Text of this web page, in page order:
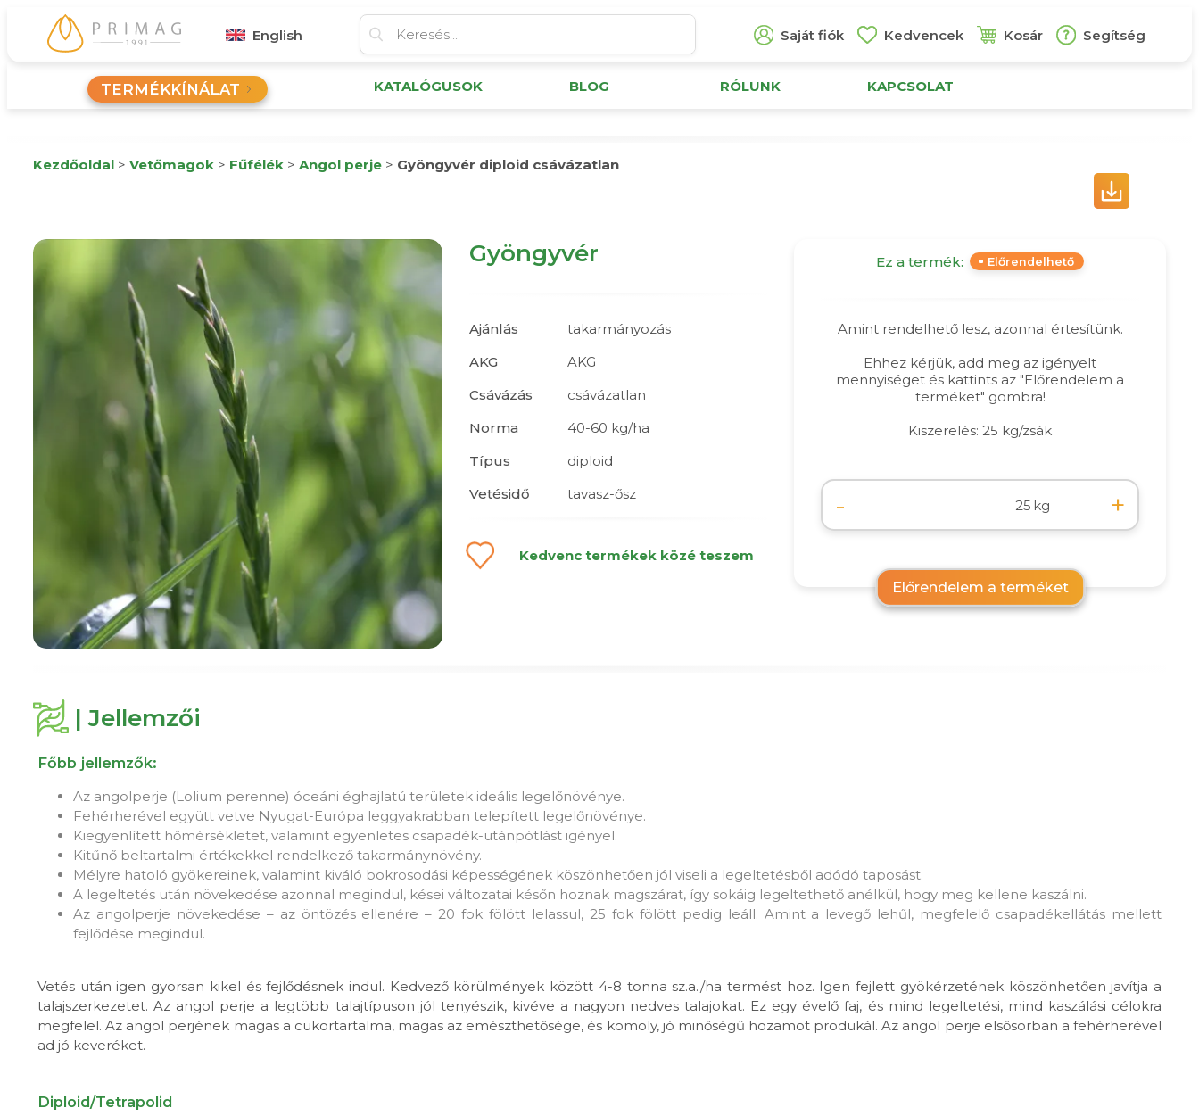
English Saját fiók Kedvencek Kosár Segítség
TERMÉKKÍNÁLAT KATALÓGUSOK BLOG RÓLUNK KAPCSOLAT
Kezdőoldal > Vetőmagok > Fűfélék > Angol perje > Gyöngyvér diploid csávázatlan
Gyöngyvér
Ajánlás
takarmányozás
AKG
AKG
Csávázás
csávázatlan
Norma
40-60 kg/ha
Típus
diploid
Vetésidő
tavasz-ősz
Kedvenc termékek közé teszem
Ez a termék: Előrendelhető
Amint rendelhető lesz, azonnal értesítünk.
Ehhez kérjük, add meg az igényelt
mennyiséget és kattints az "Előrendelem a
terméket" gombra!
Kiszerelés: 25 kg/zsák
- kg +
Előrendelem a terméket
| Jellemzői
Főbb jellemzők:
Az angolperje (Lolium perenne) óceáni éghajlatú területek ideális legelőnövénye.
Fehérherével együtt vetve Nyugat-Európa leggyakrabban telepített legelőnövénye.
Kiegyenlített hőmérsékletet, valamint egyenletes csapadék-utánpótlást igényel.
Kitűnő beltartalmi értékekkel rendelkező takarmánynövény.
Mélyre hatoló gyökereinek, valamint kiváló bokrosodási képességének köszönhetően jól viseli a legeltetésből adódó taposást.
A legeltetés után növekedése azonnal megindul, kései változatai későn hoznak magszárat, így sokáig legeltethető anélkül, hogy meg kellene kaszálni.
Az angolperje növekedése – az öntözés ellenére – 20 fok fölött lelassul, 25 fok fölött pedig leáll. Amint a levegő lehűl, megfelelő csapadékellátás mellett
fejlődése megindul.
Vetés után igen gyorsan kikel és fejlődésnek indul. Kedvező körülmények között 4-8 tonna sz.a./ha termést hoz. Igen fejlett gyökérzetének köszönhetően javítja a
talajszerkezetet. Az angol perje a legtöbb talajtípuson jól tenyészik, kivéve a nagyon nedves talajokat. Ez egy évelő faj, és mind legeltetési, mind kaszálási célokra
megfelel. Az angol perjének magas a cukortartalma, magas az emészthetősége, és komoly, jó minőségű hozamot produkál. Az angol perje elsősorban a fehérherével
ad jó keveréket.
Diploid/Tetrapolid